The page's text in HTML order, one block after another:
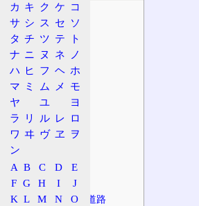
目次
概要
起点・終点
設計諸元
規制等
法定路線名
道路
名の由来
特徴
接続する主な道路
カ キ ク ケ コ
サ シ ス セ ソ
タ チ ツ テ
ト
ナ ニ ヌ ネ
ノ
ハ ヒ フ ヘ ホ
マ ミ ム メ
モ
ヤ
ユ
ヨ
ラ
リ ル レ ロ
ワ ヰ ヴ ヱ
ヲ
ン
A B C D
E
F G H I
J
K L M N
O